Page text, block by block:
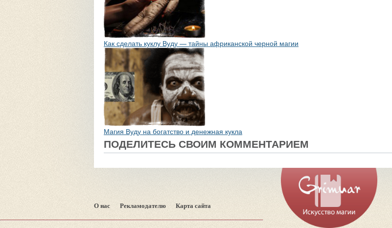
Как сделать куклу Вуду — тайны африканской черной магии
Магия Вуду на богатство и денежная кукла
ПОДЕЛИТЕСЬ СВОИМ КОММЕНТАРИЕМ
О нас Рекламодателю Карта сайта